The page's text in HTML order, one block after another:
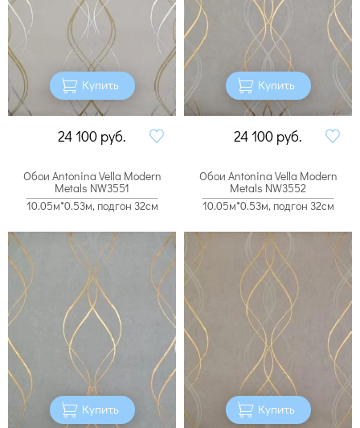
Купить
24 100 руб.
Купить
24 100 руб.
Обои Antonina Vella Modern
Metals NW3551
10.05м*0.53м, подгон 32см
Купить
Обои Antonina Vella Modern
Metals NW3552
10.05м*0.53м, подгон 32см
Купить